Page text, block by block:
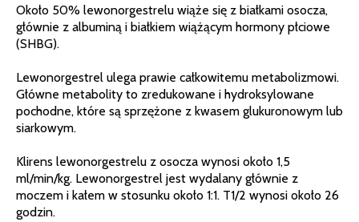
Około 50% lewonorgestrelu wiąże się z białkami osocza,
głównie z albuminą i białkiem wiążącym hormony płciowe
(SHBG).
Lewonorgestrel ulega prawie całkowitemu metabolizmowi.
Główne metabolity to zredukowane i hydroksylowane
pochodne, które są sprzężone z kwasem glukuronowym lub
siarkowym.
Klirens lewonorgestrelu z osocza wynosi około 1,5
ml/min/kg. Lewonorgestrel jest wydalany głównie z
moczem i kałem w stosunku około 1:1. T1/2 wynosi około 26
godzin.